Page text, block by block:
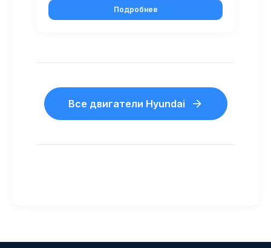
Подробнее
Все двигатели Hyundai